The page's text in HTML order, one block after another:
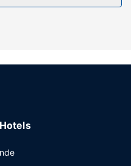
pool og et